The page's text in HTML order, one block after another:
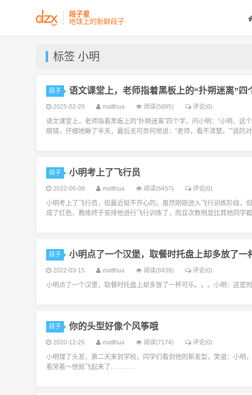
段子星
地球上的新鲜段子
标签 小明
段子 语文课堂上，老师指着黑板上的“扑朔迷离”四
2025-02-20 matthua 阅读(5885) 评论(0)
语文课堂上，老师指着黑板上的“扑朔迷离”四个字，问小明：“小明，
眼镜，仔细地瞅了半天，最后无可奈何地说：“老师，看不清楚。”“说的
段子 小明考上了飞行员
2022-06-08 matthua 阅读(6457) 评论(0)
小明考上了飞行员，但最近挺不开心的。虽然刚刚进入飞行训练阶段，
成了红色，教练终于安排他进行飞行训练了，而且次数明显比其他同学
段子 小明点了一个汉堡，取餐时托盘上却多放了一
2022-03-15 matthua 阅读(8439) 评论(0)
小明点了一个汉堡，取餐时托盘上却多放了一杯可乐。。。小明：这是
段子 你的头型好像个风筝哦
2020-12-26 matthua 阅读(7174) 评论(0)
小明理了头发，第二天来到学校，同学们看到他的新发型，笑道：小明
着哭着～他就飞起来了…………